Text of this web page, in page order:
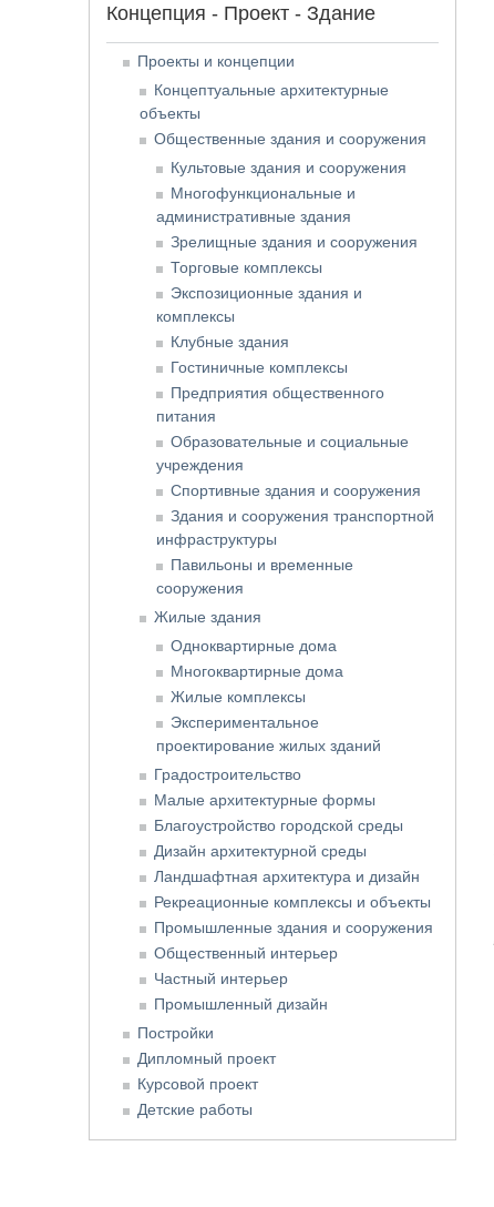
Концепция - Проект - Здание
Проекты и концепции
Концептуальные архитектурные
объекты
Общественные здания и сооружения
Культовые здания и сооружения
Многофункциональные и
административные здания
Зрелищные здания и сооружения
Торговые комплексы
Экспозиционные здания и
комплексы
Клубные здания
Гостиничные комплексы
Предприятия общественного
питания
Образовательные и социальные
учреждения
Спортивные здания и сооружения
Здания и сооружения транспортной
инфраструктуры
Павильоны и временные
сооружения
Жилые здания
Одноквартирные дома
Многоквартирные дома
Жилые комплексы
Экспериментальное
проектирование жилых зданий
Градостроительство
Малые архитектурные формы
Благоустройство городской среды
Дизайн архитектурной среды
Ландшафтная архитектура и дизайн
Рекреационные комплексы и объекты
Промышленные здания и сооружения
Общественный интерьер
Частный интерьер
Промышленный дизайн
Постройки
Дипломный проект
Курсовой проект
Детские работы